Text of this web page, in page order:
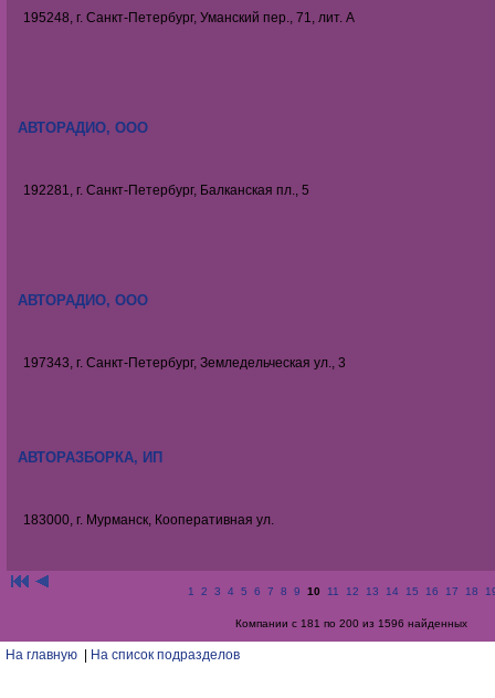
195248, г. Санкт-Петербург, Уманский пер., 71, лит. А
АВТОРАДИО, ООО
192281, г. Санкт-Петербург, Балканская пл., 5
АВТОРАДИО, ООО
197343, г. Санкт-Петербург, Земледельческая ул., 3
АВТОРАЗБОРКА, ИП
183000, г. Мурманск, Кооперативная ул.
1 2 3 4 5 6 7 8 9 10 11 12 13 14 15 16 17 18
Компании с 181 по 200 из 1596 найденных
На главную На список подразделов